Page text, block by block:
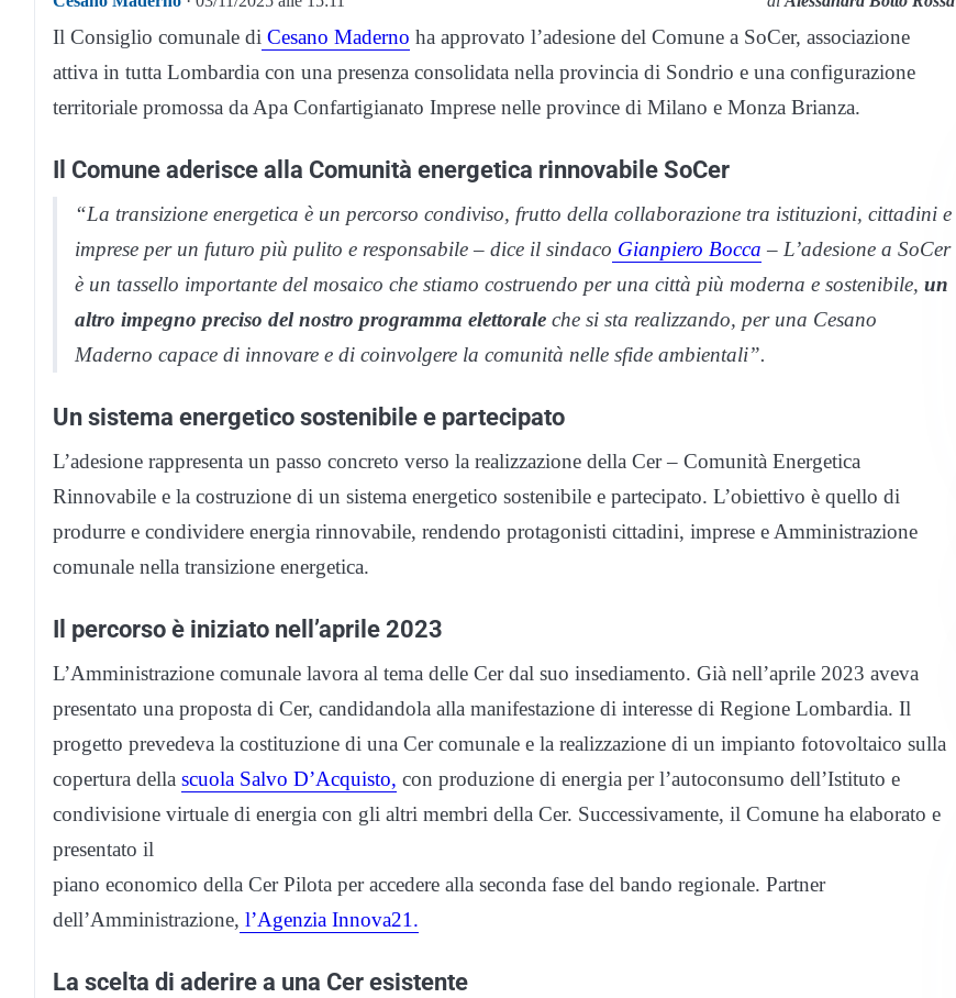
Il Consiglio comunale di Cesano Maderno ha approvato l’adesione del Comune a SoCer, associazione
attiva in tutta Lombardia con una presenza consolidata nella provincia di Sondrio e una configurazione
territoriale promossa da Apa Confartigianato Imprese nelle province di Milano e Monza Brianza.
Il Comune aderisce alla Comunità energetica rinnovabile SoCer
“La transizione energetica è un percorso condiviso, frutto della collaborazione tra istituzioni, cittadini e
imprese per un futuro più pulito e responsabile – dice il sindaco Gianpiero Bocca – L’adesione a SoCer
è un tassello importante del mosaico che stiamo costruendo per una città più moderna e sostenibile, un
altro impegno preciso del nostro programma elettorale che si sta realizzando, per una Cesano
Maderno capace di innovare e di coinvolgere la comunità nelle sfide ambientali”.
Un sistema energetico sostenibile e partecipato
L’adesione rappresenta un passo concreto verso la realizzazione della Cer – Comunità Energetica
Rinnovabile e la costruzione di un sistema energetico sostenibile e partecipato. L’obiettivo è quello di
produrre e condividere energia rinnovabile, rendendo protagonisti cittadini, imprese e Amministrazione
comunale nella transizione energetica.
Il percorso è iniziato nell’aprile 2023
L’Amministrazione comunale lavora al tema delle Cer dal suo insediamento. Già nell’aprile 2023 aveva
presentato una proposta di Cer, candidandola alla manifestazione di interesse di Regione Lombardia. Il
progetto prevedeva la costituzione di una Cer comunale e la realizzazione di un impianto fotovoltaico sulla
copertura della scuola Salvo D’Acquisto, con produzione di energia per l’autoconsumo dell’Istituto e
condivisione virtuale di energia con gli altri membri della Cer. Successivamente, il Comune ha elaborato e
presentato il
piano economico della Cer Pilota per accedere alla seconda fase del bando regionale. Partner
dell’Amministrazione, l’Agenzia Innova21.
La scelta di aderire a una Cer esistente